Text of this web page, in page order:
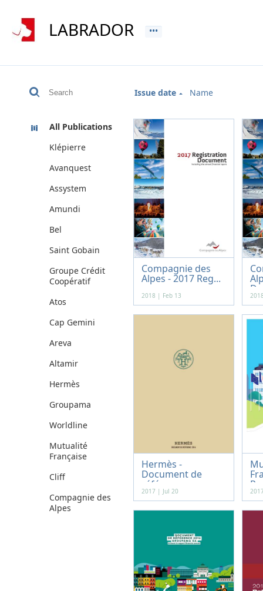
LABRADOR
Issue date Name
All Publications
Klépierre
Avanquest
Assystem
Amundi
Bel
Saint Gobain
Groupe Crédit
Coopératif
Atos
Cap Gemini
Areva
Altamir
Hermès
Groupama
Worldline
Mutualité
Française
Cliff
Compagnie des
Alpes
Compagnie des
Alpes - 2017 Reg...
2018 | Feb 13
Hermès -
Document de
référence...
2017 | Jul 20